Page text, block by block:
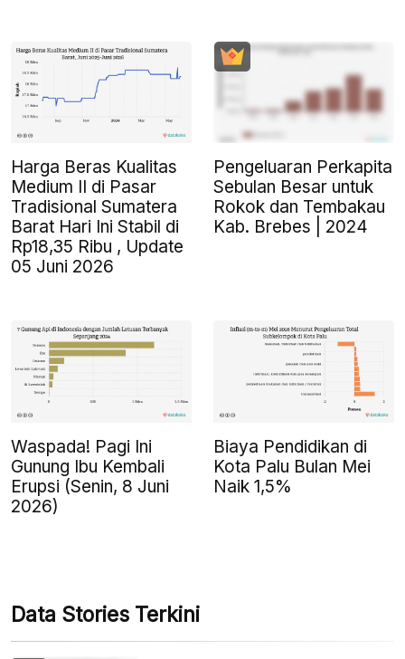
Harga Beras Kualitas
Medium II di Pasar
Tradisional Sumatera
Barat Hari Ini Stabil di
Rp18,35 Ribu , Update
05 Juni 2026
Pengeluaran Perkapita
Sebulan Besar untuk
Rokok dan Tembakau
Kab. Brebes | 2024
Waspada! Pagi Ini
Gunung Ibu Kembali
Erupsi (Senin, 8 Juni
2026)
Biaya Pendidikan di
Kota Palu Bulan Mei
Naik 1,5%
Data Stories Terkini